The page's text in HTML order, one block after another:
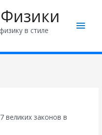
в стиле
великих законов в